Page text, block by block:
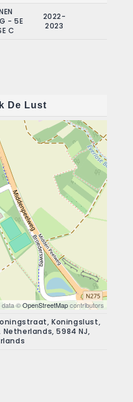
- 5E
C
2022-
2023
De Lust
data ©OpenStreetMapcontributors
Koningslust,
Netherlands, 5984 NJ,